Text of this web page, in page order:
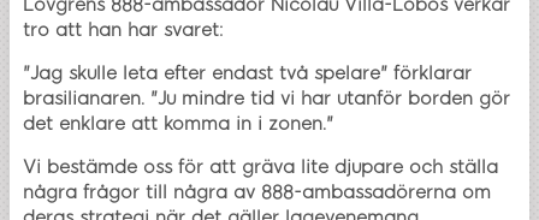
Lövgrens 888-ambassadör Nicolau Villa-Lobos verkar
tro att han har svaret:
"Jag skulle leta efter endast två spelare" förklarar
brasilianaren. "Ju mindre tid vi har utanför borden gör
det enklare att komma in i zonen."
Vi bestämde oss för att gräva lite djupare och ställa
några frågor till några av 888-ambassadörerna om